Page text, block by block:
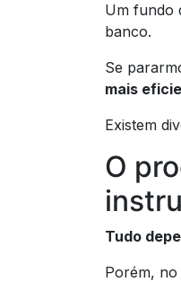
Um fundo
banco.
Se
mais
Existem
O
Tudo
Porém, no